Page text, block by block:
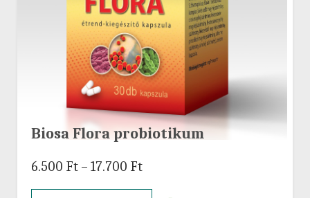
Biosa Flora probiotikum
6.500 Ft – 17.700 Ft